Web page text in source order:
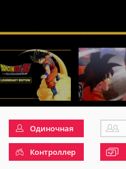
Одиночная
Контроллер